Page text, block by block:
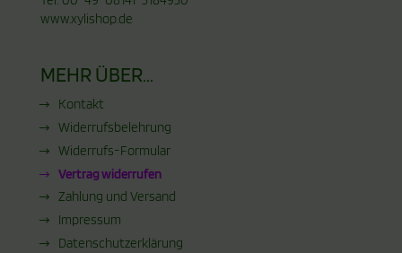
www.xylishop.de
MEHR ÜBER...
Kontakt
Widerrufsbelehrung
Widerrufs-Formular
Vertrag widerrufen
Zahlung und Versand
Impressum
Datenschutzerklärung